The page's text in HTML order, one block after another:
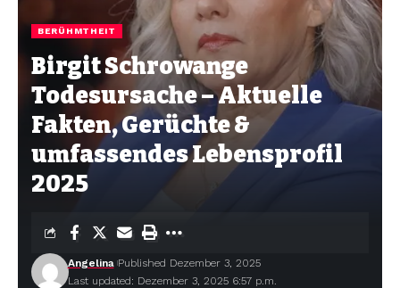
BERÜHMTHEIT
Birgit Schrowange
Todesursache – Aktuelle
Fakten, Gerüchte &
umfassendes Lebensprofil
2025
Last updated: Dezember 3, 2025 6:57 p.m.
Angelina Published Dezember 3, 2025